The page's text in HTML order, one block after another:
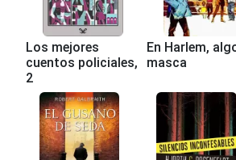
Los mejores
cuentos policiales,
2
En Harlem,
masca